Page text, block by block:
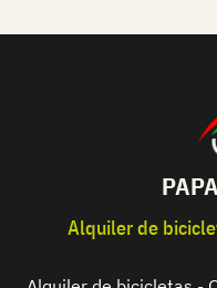
Alquiler de